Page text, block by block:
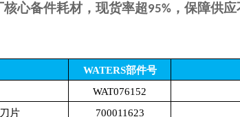
心备件耗材，现货率超95% ，保障供
WATERS部件号
WAT076152
片
700011623